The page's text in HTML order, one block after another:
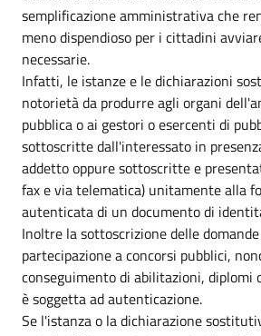
semplificazione amministrativa che
meno dispendioso per i cittadini
necessarie.
Infatti, le istanze e le dichiarazioni
notorietà da produrre agli organi
pubblica o ai gestori o esercenti di
sottoscritte dall'interessato in
addetto oppure sottoscritte e
fax e via telematica) unitamente alla
autenticata di un documento di
Inoltre la sottoscrizione delle
partecipazione a concorsi pubblici,
conseguimento di abilitazioni,
è soggetta ad autenticazione.
Se l'istanza o la dichiarazione